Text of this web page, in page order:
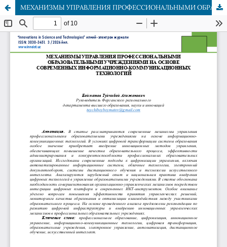
МЕХАНИЗМЫ УПРАВЛЕНИЯ ПРОФЕССИОНАЛЬНЫМИ ОБРАЗОВАТЕЛЬНЫМИ УЧРЕЖДЕНИЯМИ НА ОСНОВЕ СОВРЕМЕННЫХ ИНФОРМАЦИОННО-КОММУНИКАЦИОННЫХ ТЕХНОЛОГИЙ